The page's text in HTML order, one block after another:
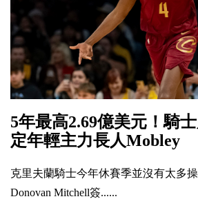
5年最高2.69億美元！騎
定年輕主力長人Mobley
克里夫蘭騎士今年休賽季並沒有太多
Donovan Mitchell簽......